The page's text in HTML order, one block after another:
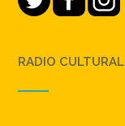
RADIO CULTURAL